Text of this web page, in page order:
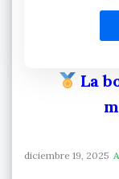
La
diciembre 19, 2025